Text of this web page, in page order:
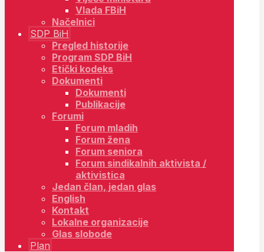
Vlada FBiH
Načelnici
SDP BiH
Pregled historije
Program SDP BiH
Etički kodeks
Dokumenti
Dokumenti
Publikacije
Forumi
Forum mladih
Forum žena
Forum seniora
Forum sindikalnih aktivista /
aktivistica
Jedan član, jedan glas
English
Kontakt
Lokalne organizacije
Glas slobode
Plan